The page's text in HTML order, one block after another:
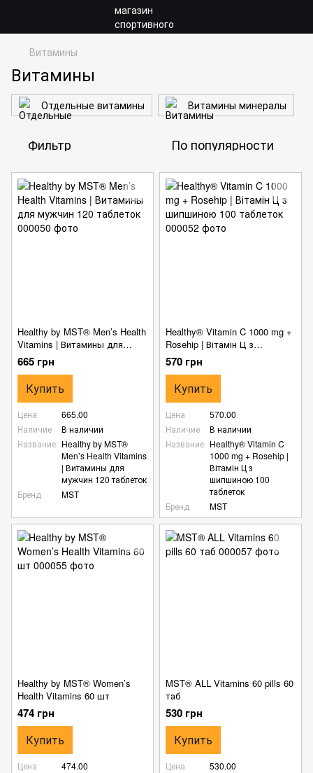
Витамины
Витамины
Отдельные витамины Витамины минералы
Фильтр По популярности
Healthy by MST® Men’s Health
Vitamins | Витамины для
мужчин 120 таблеток
665 грн
Купить
Цена
665.00
Наличие
В наличии
Название Healthy by MST®
Men’s Health Vitamins
| Витамины для
мужчин 120 таблеток
Бренд
MST
Healthy® Vitamin C 1000 mg +
Rosehip | Вітамін Ц з
шипшиною 100 таблеток
570 грн
Купить
Цена
570.00
Наличие
В наличии
Название Healthy® Vitamin C
1000 mg + Rosehip |
Вітамін Ц з
шипшиною 100
таблеток
Бренд
MST
Healthy by MST® Women’s
Health Vitamins 60 шт
474 грн
Купить
Цена
474.00
MST® ALL Vitamins 60 pills 60
таб
530 грн
Купить
Цена
530.00